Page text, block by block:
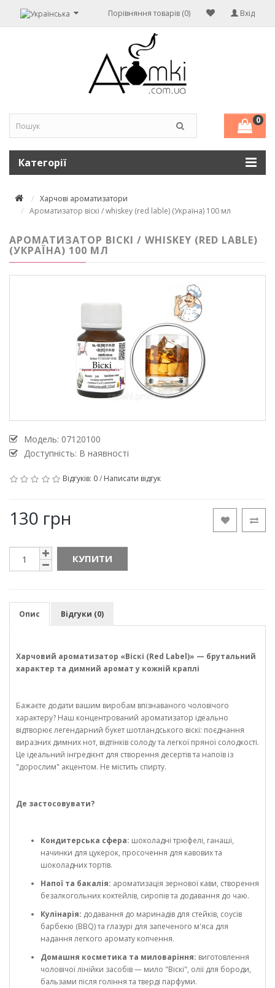
Вхід
Порівняння товарів (0)
0
Категорії
Харчові ароматизатори
Ароматизатор віскі / whiskey (red lable) (Україна) 100 мл
АРОМАТИЗАТОР ВІСКІ / WHISKEY (RED LABLE)
(УКРАЇНА) 100 МЛ
Модель: 07120100
Доступність: В наявності
Відгуків: 0/ Написати відгук
130 грн
КУПИТИ
Опис Відгуки (0)
Харчовий ароматизатор «Віскі (Red Label)» — брутальний
характер та димний аромат у кожній краплі
Бажаєте додати вашим виробам впізнаваного чоловічого
характеру? Наш концентрований ароматизатор ідеально
відтворює легендарний букет шотландського віскі: поєднання
виразних димних нот, відтінків солоду та легкої пряної солодкості.
Це ідеальний інгредієнт для створення десертів та напоїв із
"дорослим" акцентом. Не містить спирту.
Де застосовувати?
Кондитерська сфера: шоколадні трюфелі, ганаші,
начинки для цукерок, просочення для кавових та
шоколадних тортів.
Напої та бакалія: ароматизація зернової кави, створення
безалкогольних коктейлів, сиропів та додавання до чаю.
Кулінарія: додавання до маринадів для стейків, соусів
барбекю (BBQ) та глазурі для запеченого м'яса для
надання легкого аромату копчення.
Домашня косметика та миловаріння: виготовлення
чоловічої лінійки засобів — мило "Віскі", олії для бороди,
бальзами після гоління та тверді парфуми.